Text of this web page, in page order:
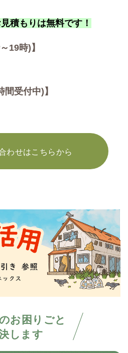
お困りごと
します
積もりは無料です！
19時)】
間受付中)】
わせはこちらから